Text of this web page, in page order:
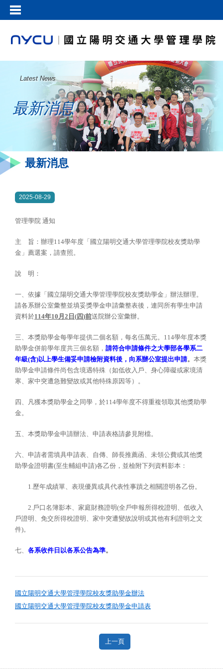
Latest News
最新消息
最新消息
2025-08-29
管理學院 通知
主 旨：辦理114學年度「國立陽明交通大學管理學院校友獎助學
金」薦選案，請查照。
說 明：
一、依據「國立陽明交通大學管理學院校友獎助學金」辦法辦理。
請各系辦公室彙整並填妥獎學金申請彙整表後，連同所有學生申請
資料於114年10 月 2 日 ( 四)前送院辦公室彙辦。
三、本獎助學金每學年提供二個名額，每名伍萬元。114學年度本獎
助學金併前學年度共三個名額， 請符合申請條件之大學部各學系二
年級(含)以上學生備妥申請檢附資料後，向系辦公室提出申請。 本獎
助學金申請條件尚包含境遇特殊（如低收入戶、身心障礙或家境清
寒、家中突遭急難變故或其他特殊原因等）。
四、凡獲本獎助學金之同學，於114學年度不得重複領取其他獎助學
金。
五、本獎助學金申請辦法、申請表格請參見附檔。
六、申請者需填具申請表、自傳、師長推薦函、未領公費或其他獎
助學金證明書(至生輔組申請)各乙份，並檢附下列資料影本：
1.歷年成績單、表現優異或具代表性事蹟之相關證明各乙份。
2.戶口名簿影本、家庭財務證明(全戶申報所得稅證明、低收入
戶證明、免交所得稅證明、家中突遭變故說明或其他有利證明之文
件)。
七、 各系收件日以各系公告為準。
國立陽明交通大學管理學院校友獎助學金辦法
國立陽明交通大學管理學院校友獎助學金申請表
上一頁